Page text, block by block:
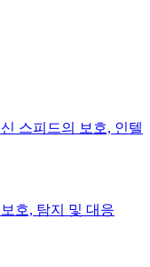
스피드의 보호, 인텔
호, 탐지 및 대응